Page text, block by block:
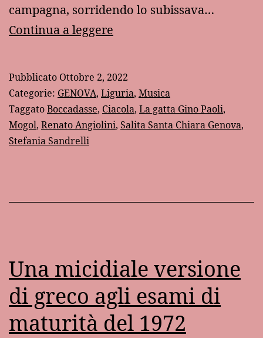
campagna, sorridendo lo subissava…
Continua a leggere
Gino
Paoli
Pubblicato Ottobre 2, 2022
Categorie: GENOVA, Liguria, Musica
TaggatoBoccadasse, Ciacola, La gatta Gino Paoli,
Mogol, Renato Angiolini, Salita Santa Chiara Genova,
Stefania Sandrelli
Una micidiale versione
di greco agli esami di
maturità del 1972